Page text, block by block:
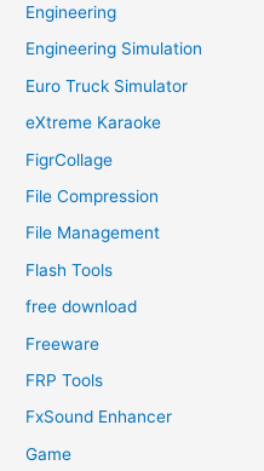
Engineering
Engineering Simulation
Euro Truck Simulator
eXtreme Karaoke
FigrCollage
File Compression
File Management
Flash Tools
free download
Freeware
FRP Tools
FxSound Enhancer
Game